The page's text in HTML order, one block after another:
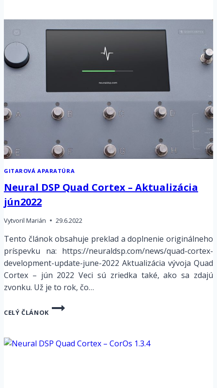
GITAROVÁ APARATÚRA
Neural DSP Quad Cortex – Aktualizácia
jún2022
Vytvoril Marián 29.6.2022
Tento článok obsahuje preklad a doplnenie originálneho
príspevku na: https://neuraldsp.com/news/quad-cortex-
development-update-june-2022 Aktualizácia vývoja Quad
Cortex – jún 2022 Veci sú zriedka také, ako sa zdajú
zvonku. Už je to rok, čo…
CELÝ ČLÁNOK
NEURAL
–